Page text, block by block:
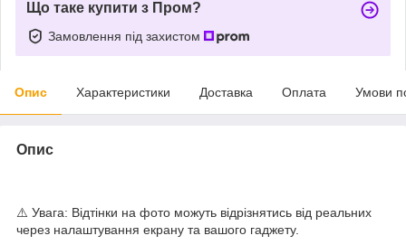
Що таке купити з Пром?
Замовлення під захистом
Опис Характеристики Доставка Оплата Умови
Опис
⚠️ Увага: Відтінки на фото можуть відрізнятись від реальних
через налаштування екрану та вашого гаджету.